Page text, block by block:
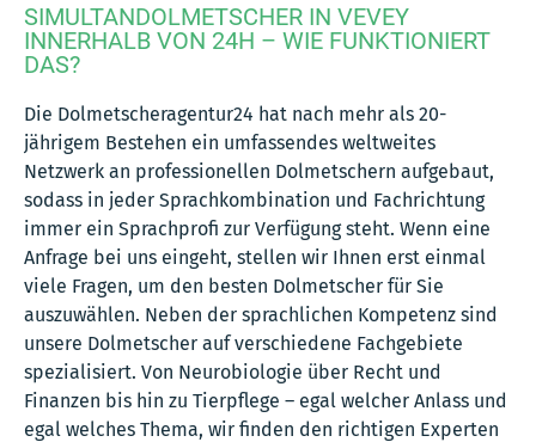
SIMULTANDOLMETSCHER IN VEVEY
INNERHALB VON 24H – WIE FUNKTIONIERT
DAS?
Die Dolmetscheragentur24 hat nach mehr als 20-
jährigem Bestehen ein umfassendes weltweites
Netzwerk an professionellen Dolmetschern aufgebaut,
sodass in jeder Sprachkombination und Fachrichtung
immer ein Sprachprofi zur Verfügung steht. Wenn eine
Anfrage bei uns eingeht, stellen wir Ihnen erst einmal
viele Fragen, um den besten Dolmetscher für Sie
auszuwählen. Neben der sprachlichen Kompetenz sind
unsere Dolmetscher auf verschiedene Fachgebiete
spezialisiert. Von Neurobiologie über Recht und
Finanzen bis hin zu Tierpflege – egal welcher Anlass und
egal welches Thema, wir finden den richtigen Experten